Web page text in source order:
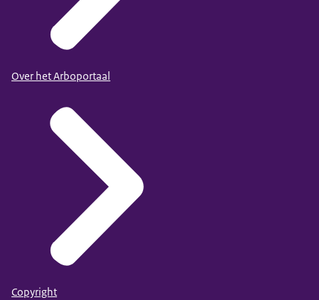
Over het Arboportaal
Copyright